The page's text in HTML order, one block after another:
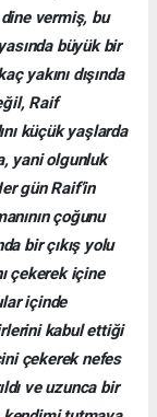
dine vermiş, bu
büyük bir
yakını dışında
Raif
küçük yaşlarda
yani olgunluk
gün Raif’in
çoğunu
bir çıkış yolu
çekerek içine
içinde
kabul ettiği
çekerek nefes
ve uzunca bir